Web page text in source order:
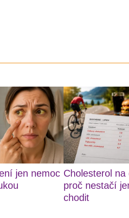
jen nemoc Cholesterol na
proč nestačí
chodit